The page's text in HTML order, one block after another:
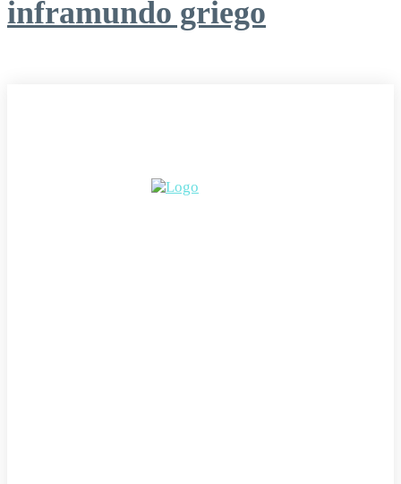
inframundo griego